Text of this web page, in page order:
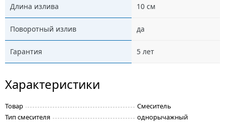
Длина излива 10 см
Поворотный излив да
Гарантия 5 лет
Характеристики
Товар
Смеситель
Тип смесителя
однорычажный